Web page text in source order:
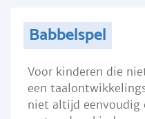
Babbelspel
Voor kinderen die
een
niet altijd eenvoudig